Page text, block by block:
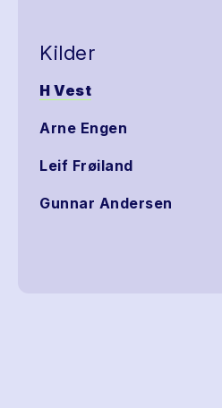
Kilder
H Vest
Arne Engen
Leif Frøiland
Gunnar Andersen